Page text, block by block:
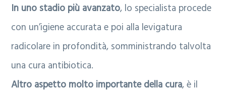
In uno stadio più avanzato, lo specialista procede
con un’igiene accurata e poi alla levigatura
radicolare in profondità, somministrando talvolta
una cura antibiotica.
Altro aspetto molto importante della cura, è il